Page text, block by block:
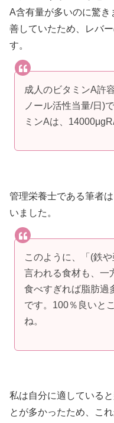
A含有量が多いのに驚
善していたため、レバ
す。
成人のビタミンA許
ノール活性当量/日)
ミンAは、
管理栄養士である筆者
いました。
このように、「(鉄
言われる食材も、一
食べすぎれば脂肪過
です。100％良いと
ね。
私は自分に適している
とが多かったため、こ